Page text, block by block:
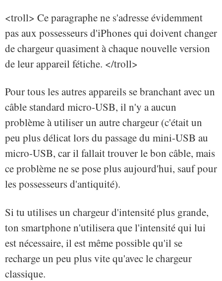
<troll> Ce paragraphe ne s'adresse évidemment
pas aux possesseurs d'iPhones qui doivent changer
de chargeur quasiment à chaque nouvelle version
de leur appareil fétiche. </troll>
Pour tous les autres appareils se branchant avec un
câble standard micro-USB, il n'y a aucun
problème à utiliser un autre chargeur (c'était un
peu plus délicat lors du passage du mini-USB au
micro-USB, car il fallait trouver le bon câble, mais
ce problème ne se pose plus aujourd'hui, sauf pour
les possesseurs d'antiquité).
Si tu utilises un chargeur d'intensité plus grande,
ton smartphone n'utilisera que l'intensité qui lui
est nécessaire, il est même possible qu'il se
recharge un peu plus vite qu'avec le chargeur
classique.